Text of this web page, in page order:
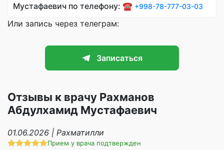
Мустафаевич по телефону: ☎️ +998-78-777-03-03
Или запись через телеграм:
Записаться
Отзывы к врачу Рахманов
Абдулхамид Мустафаевич
01.06.2026 | Рахматилли
Прием у врача подтвержден